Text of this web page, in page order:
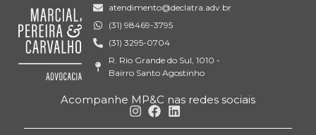
atendimento@declatra.adv.br
(31) 98469-3795
(31) 3295-0704
R. Rio Grande do Sul, 1010 -
Bairro Santo Agostinho
Acompanhe MP&C nas redes sociais